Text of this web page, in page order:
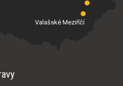
Valašské Meziříčí